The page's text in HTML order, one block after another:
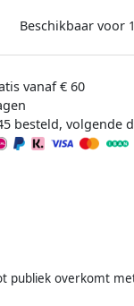
Beschikbaar voor
vanaf € 60
besteld, volgende
publiek overkomt